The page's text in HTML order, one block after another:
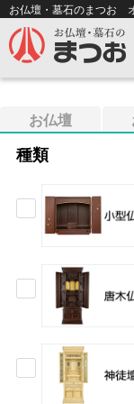
お仏壇・墓石のまつお
お仏壇
種類